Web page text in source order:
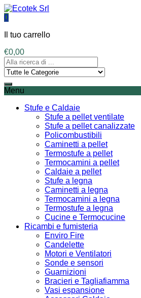
0
Il tuo carrello
€0,00
Menu
Stufe e Caldaie
Stufe a pellet ventilate
Stufe a pellet canalizzate
Policombustibili
Caminetti a pellet
Termostufe a pellet
Termocamini a pellet
Caldaie a pellet
Stufe a legna
Caminetti a legna
Termocamini a legna
Termostufe a legna
Cucine e Termocucine
Ricambi e fumisteria
Enviro Fire
Candelette
Motori e Ventilatori
Sonde e sensori
Guarnizioni
Bracieri e Tagliafiamma
Vasi espansione